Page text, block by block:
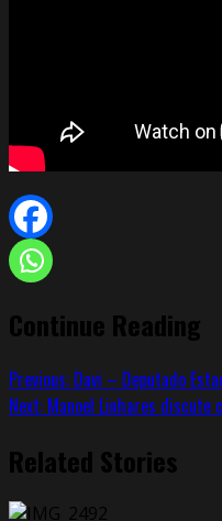
Continue Reading
Previous: Davi – Deputado
Next: Manoel Linhares discute
Related Stories